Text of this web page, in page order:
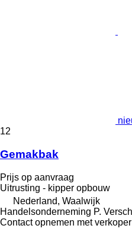
12
Gemakbak
Prijs op aanvraag
Uitrusting - kipper opbouw
Nederland, Waalwijk
Handelsonderneming P.
Contact opnemen met verkoper